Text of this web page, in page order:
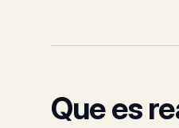
Que es